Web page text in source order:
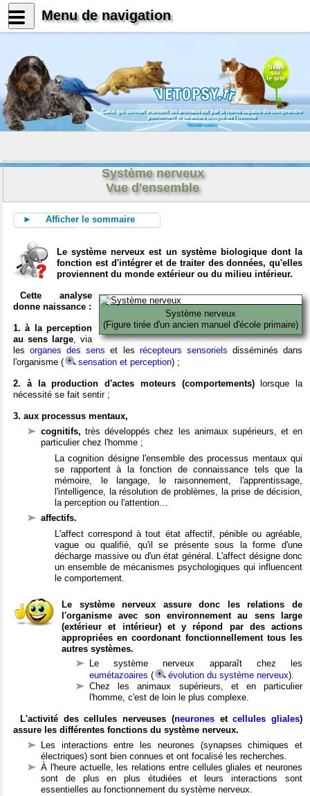
News
sur
le site
Celui qui connait vraiment les animaux est par là même capable de comprendre
pleinement le caractère unique de l'homme
Konrad Lorenz
Système nerveux
Vue d'ensemble
► Afficher le sommaire
Le système nerveux est un système biologique dont la
fonction est d'intégrer et de traiter des données, qu'elles
proviennent du monde extérieur ou du milieu intérieur.
Système nerveux
(Figure tirée d'un ancien manuel d'école primaire)
Cette analyse
donne naissance :
1. à la perception
au sens large, via
lesorganes des sens et les récepteurs sensoriels disséminés dans
l'organisme (
sensation et perception) ;
2. à la production d'actes moteurs (comportements)lorsque la
nécessité se fait sentir ;
3. aux processus mentaux,
cognitifs,très développés chez les animaux supérieurs, et en
particulier chez l'homme ;
La cognition désigne l'ensemble des processus mentaux qui
se rapportent à la fonction de connaissance tels que la
mémoire, le langage, le raisonnement, l'apprentissage,
l'intelligence, la résolution de problèmes, la prise de décision,
la perception ou l'attention…
affectifs.
L'affect correspond à tout état affectif, pénible ou agréable,
vague ou qualifié, qu'il se présente sous la forme d'une
décharge massive ou d'un état général. L'affect désigne donc
un ensemble de mécanismes psychologiques qui influencent
le comportement.
Le système nerveux assure donc les relations de
l'organisme avec son environnement au sens large
(extérieur et intérieur) et y répond par des actions
appropriées en coordonant fonctionnellement tous les
autres systèmes.
Le système nerveux apparaît chez les
eumétazoaires ( évolution du système nerveux).
Chez les animaux supérieurs, et en particulier
l'homme, c'est de loin le plus complexe.
L'activité des cellules nerveuses (neuronesetcellules gliales)
assure les différentes fonctions du système nerveux.
Les interactions entre les neurones (synapses chimiques et
électriques) sont bien connues et ont focalisé les recherches.
À l'heure actuelle, les relations entre cellules gliales et neurones
sont de plus en plus étudiées et leurs interactions sont
essentielles au fonctionnement du système nerveux.
Menu de navigation